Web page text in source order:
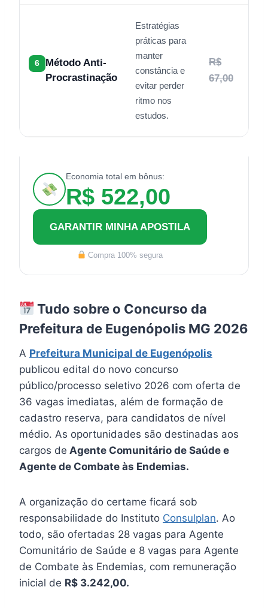
6
Método Anti-
Procrastinação
Estratégias
práticas para
manter
constância e
evitar perder
ritmo nos
estudos.
R$
67,00
Economia total em bônus:
R$ 522,00
GARANTIR MINHA APOSTILA
Compra 100% segura
Tudo sobre o Concurso da
Prefeitura de Eugenópolis MG 2026
A Prefeitura Municipal de Eugenópolis
publicou edital do novo concurso
público/processo seletivo 2026 com oferta de
36 vagas imediatas, além de formação de
cadastro reserva, para candidatos de nível
médio. As oportunidades são destinadas aos
cargos de Agente Comunitário de Saúde e
Agente de Combate às Endemias.
A organização do certame ficará sob
responsabilidade do Instituto Consulplan. Ao
todo, são ofertadas 28 vagas para Agente
Comunitário de Saúde e 8 vagas para Agente
de Combate às Endemias, com remuneração
inicial de R$ 3.242,00.